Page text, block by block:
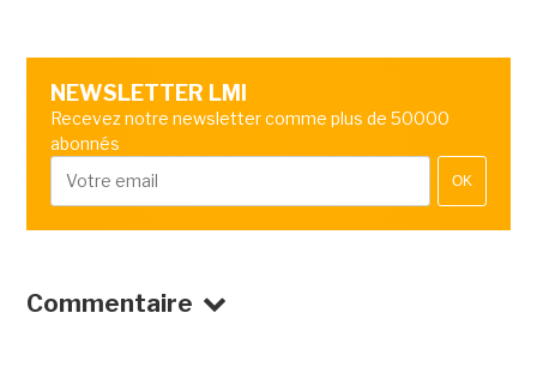
NEWSLETTER LMI
Recevez notre newsletter comme plus de 50000
abonnés
OK
Commentaire